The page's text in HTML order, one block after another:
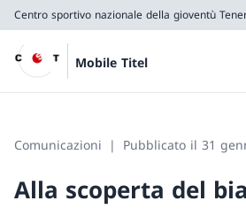
Centro sportivo nazionale della gioventù
Mobile Titel
Comunicazioni Pubblicato il 31
Alla scoperta del